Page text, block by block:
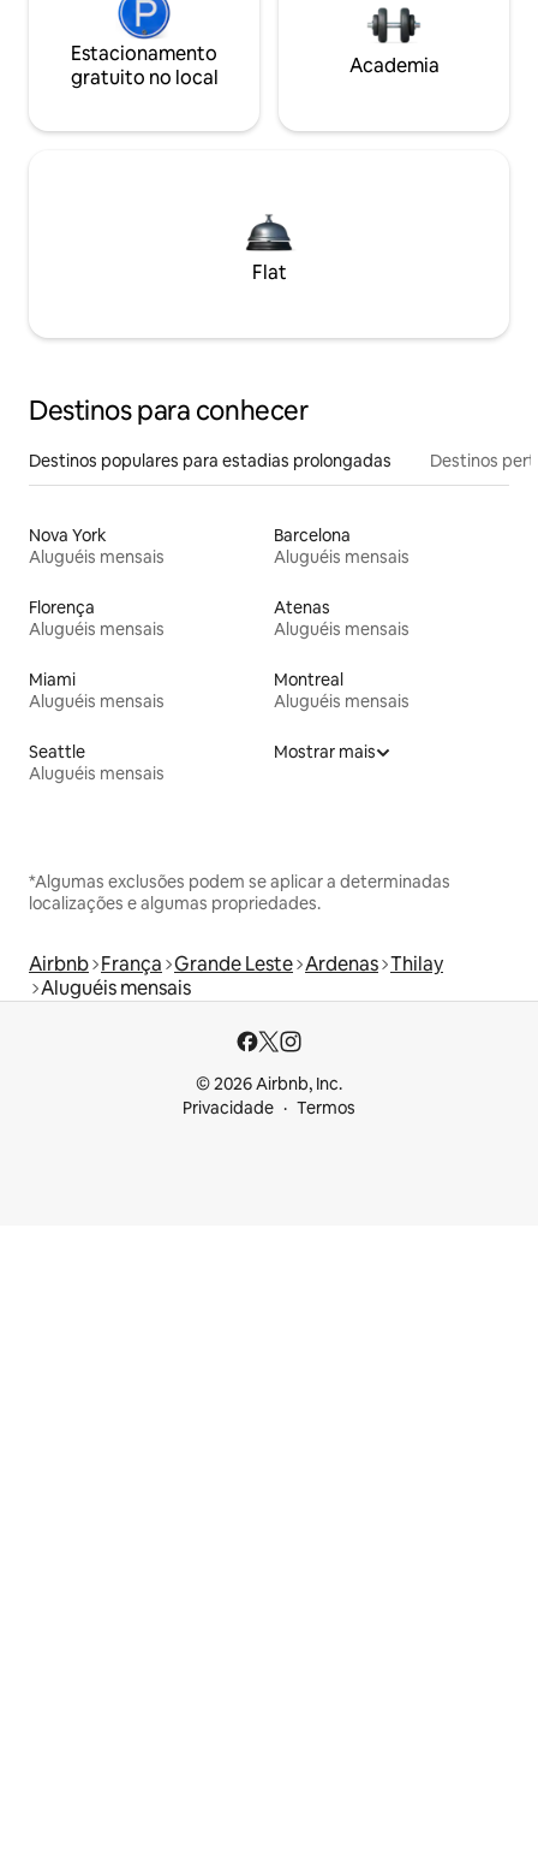
Estacionamento
gratuito no local
Academia
Flat
Destinos para conhecer
Destinos populares para estadias prolongadas Destinos
Nova York
Aluguéis mensais
Barcelona
Aluguéis mensais
Florença
Aluguéis mensais
Atenas
Aluguéis mensais
Miami
Aluguéis mensais
Montreal
Aluguéis mensais
Seattle
Aluguéis mensais
Mostrar mais
*Algumas exclusões podem se aplicar a determinadas
localizações e algumas propriedades.
Airbnb França Grande Leste Ardenas Thilay
Aluguéis mensais
© 2026 Airbnb, Inc.
Privacidade
Termos